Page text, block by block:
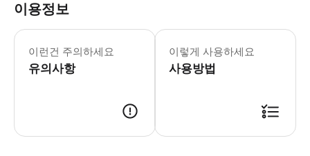
이용정보
이런건 주의하세요
유의사항
- 주소는 예약 후 공유됩니다. - 식사
이렇게 사용하세요
사용방법